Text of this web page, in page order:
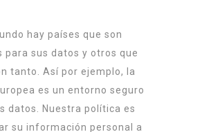
hay países que son
para sus datos y otros que
tanto. Así por ejemplo, la
es un entorno seguro
datos. Nuestra política es
su información personal a